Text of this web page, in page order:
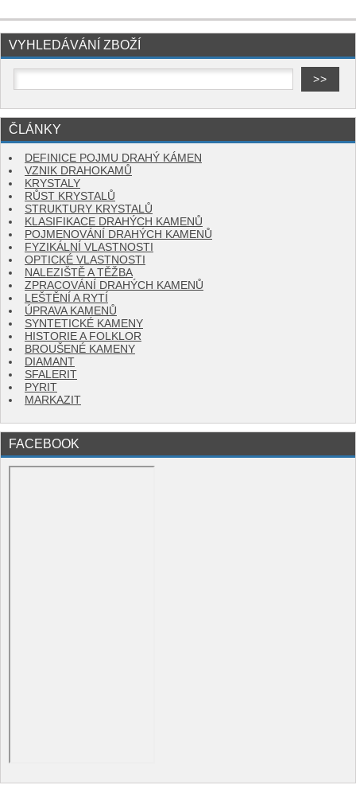
VYHLEDÁVÁNÍ ZBOŽÍ
ČLÁNKY
DEFINICE POJMU DRAHÝ KÁMEN
VZNIK DRAHOKAMŮ
KRYSTALY
RŮST KRYSTALŮ
STRUKTURY KRYSTALŮ
KLASIFIKACE DRAHÝCH KAMENŮ
POJMENOVÁNÍ DRAHÝCH KAMENŮ
FYZIKÁLNÍ VLASTNOSTI
OPTICKÉ VLASTNOSTI
NALEZIŠTĚ A TĚŽBA
ZPRACOVÁNÍ DRAHÝCH KAMENŮ
LEŠTĚNÍ A RYTÍ
ÚPRAVA KAMENŮ
SYNTETICKÉ KAMENY
HISTORIE A FOLKLOR
BROUŠENÉ KAMENY
DIAMANT
SFALERIT
PYRIT
MARKAZIT
FACEBOOK